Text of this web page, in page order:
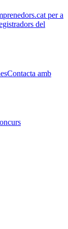
.cat per a
del
Contacta amb